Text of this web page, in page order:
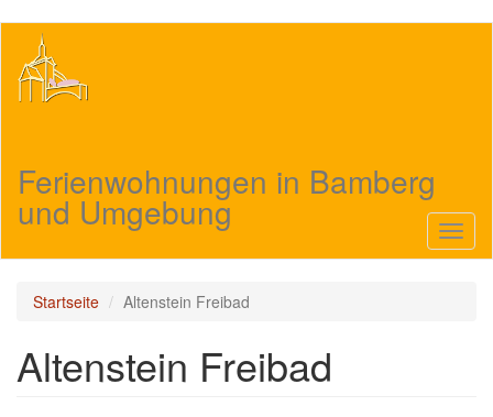
Inhalt
Ferienwohnungen in Bamberg
und Umgebung
Startseite Altenstein Freibad
Altenstein Freibad